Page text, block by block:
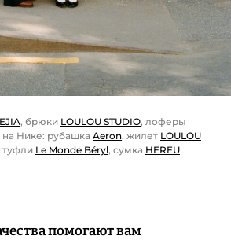
, брюки LOULOU STUDIO, лоферы
на Нике: рубашка Aeron, жилет LOULOU
туфли Le Monde Béryl, сумка HEREU
помогают вам